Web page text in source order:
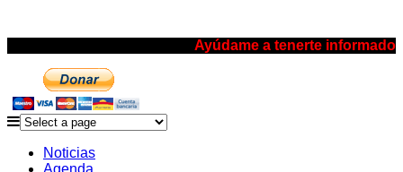
Ayúdame a tenerte informado
Noticias
Agenda